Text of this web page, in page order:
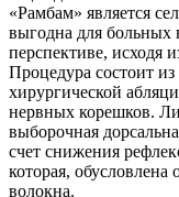
«Рамбам» является
выгодна для больных
перспективе, исходя
Процедура состоит
хирургической
нервных корешков.
выборочная
счет снижения
которая, обусловлена
волокна.